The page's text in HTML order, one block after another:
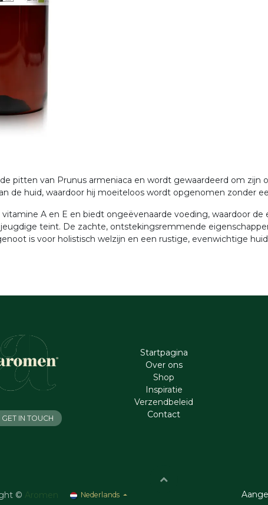
pitten van Prunus armeniaca en wordt gewaardeerd om zijn
de huid, waardoor hij moeiteloos wordt opgenomen zonder
vitamine A en E en biedt ongeëvenaarde voeding, waardoor
teint. De zachte, ontstekingsremmende
is voor holistisch welzijn en een rustige, evenwichtige
Startpagina
Ove​r​ ons
Shop
Inspiratie
Verzendbeleid
Cont​act
GET IN TOUCH
© Aromen Nederlands